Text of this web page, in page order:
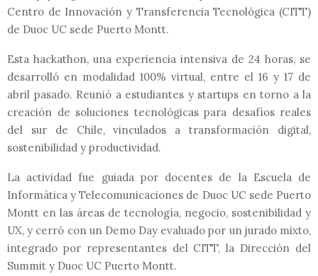
Centro de Innovación y Transferencia Tecnológica (CITT)
de Duoc UC sede Puerto Montt.
Esta hackathon, una experiencia intensiva de 24 horas, se
desarrolló en modalidad 100% virtual, entre el 16 y 17 de
abril pasado. Reunió a estudiantes y startups en torno a la
creación de soluciones tecnológicas para desafíos reales
del sur de Chile, vinculados a transformación digital,
sostenibilidad y productividad.
La actividad fue guiada por docentes de la Escuela de
Informática y Telecomunicaciones de Duoc UC sede Puerto
Montt en las áreas de tecnología, negocio, sostenibilidad y
UX, y cerró con un Demo Day evaluado por un jurado mixto,
integrado por representantes del CITT, la Dirección del
Summit y Duoc UC Puerto Montt.